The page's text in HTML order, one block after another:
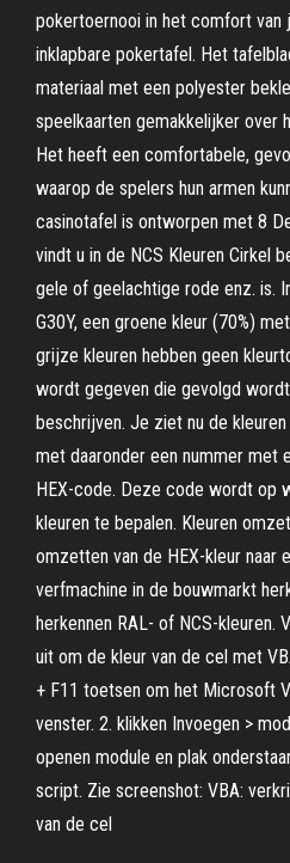
pokertoernooi in het comfort van
inklapbare pokertafel. Het
materiaal met een polyester
speelkaarten gemakkelijker over
Het heeft een comfortabele,
waarop de spelers hun armen
casinotafel is ontworpen met 8
vindt u in de NCS Kleuren Cirkel
gele of geelachtige rode enz. is.
G30Y, een groene kleur (70%)
grijze kleuren hebben geen
wordt gegeven die gevolgd
beschrijven. Je ziet nu de
met daaronder een nummer met
HEX-code. Deze code wordt op
kleuren te bepalen. Kleuren
omzetten van de HEX-kleur naar
verfmachine in de bouwmarkt
herkennen RAL- of NCS-kleuren.
uit om de kleur van de cel met
+ F11 toetsen om het Microsoft
venster. 2. klikken Invoegen >
openen module en plak
script. Zie screenshot: VBA:
van de cel